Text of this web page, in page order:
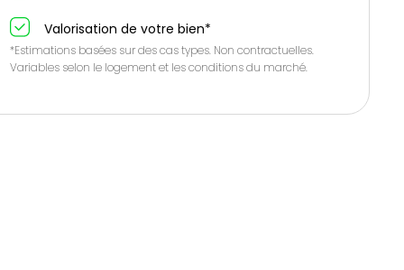
Valorisation de votre bien*
*Estimations basées sur des cas types. Non contractuelles.
Variables selon le logement et les conditions du marché.